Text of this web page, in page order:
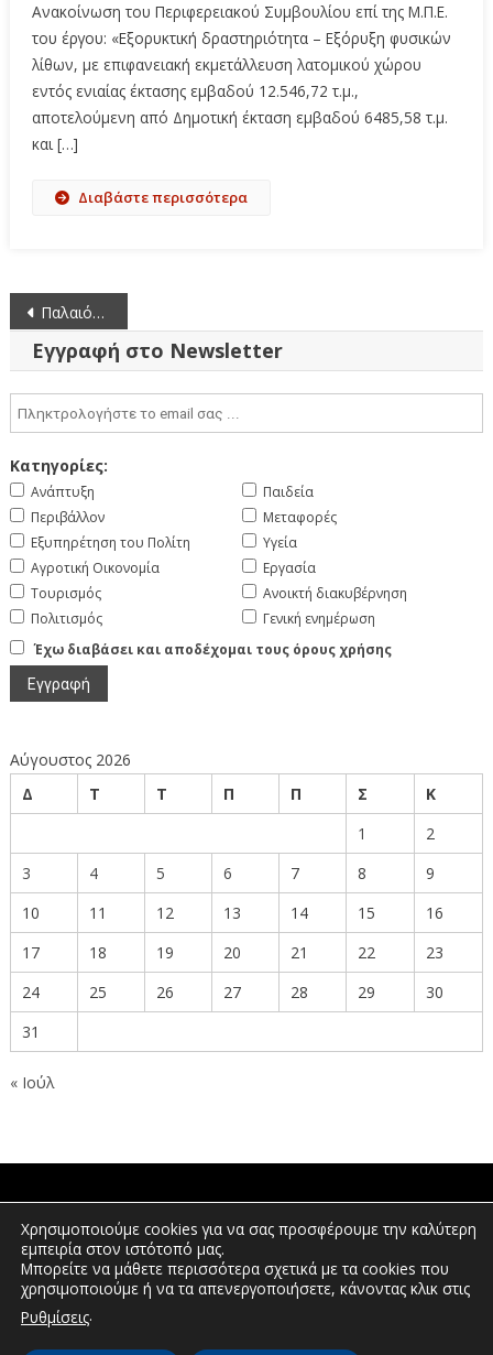
Ανακοίνωση του Περιφερειακού Συμβουλίου επί της Μ.Π.Ε.
του έργου: «Εξορυκτική δραστηριότητα – Εξόρυξη φυσικών
λίθων, με επιφανειακή εκμετάλλευση λατομικού χώρου
εντός ενιαίας έκτασης εμβαδού 12.546,72 τ.μ.,
αποτελούμενη από Δημοτική έκταση εμβαδού 6485,58 τ.μ.
και […]
Διαβάστε περισσότερα
Πλοήγηση
άρθρων
Παλαιότερα άρθρα
Εγγραφή στο Newsletter
Κατηγορίες:
Ανάπτυξη
Περιβάλλον
Εξυπηρέτηση του Πολίτη
Αγροτική Οικονομία
Τουρισμός
Πολιτισμός
Παιδεία
Μεταφορές
Υγεία
Εργασία
Ανοικτή διακυβέρνηση
Γενική ενημέρωση
Έχω διαβάσει και αποδέχομαι τους όρους χρήσης
Αύγουστος 2026
Δ
Τ Τ Π Π Σ
Κ
1
2
3
4 5 6 7 8
9
10
11 12 13 14 15
16
17
18 19 20 21 22
23
24
25 26 27 28 29
30
31
« Ιούλ
ΠΟΛΙΤΕΣ
ΕΠΕΝΔΥΤΕΣ
Χρησιμοποιούμε cookies για να σας προσφέρουμε την καλύτερη
εμπειρία στον ιστότοπό μας.
Μπορείτε να μάθετε περισσότερα σχετικά με τα cookies που
χρησιμοποιούμε ή να τα απενεργοποιήσετε, κάνοντας κλικ στις
Ρυθμίσεις.